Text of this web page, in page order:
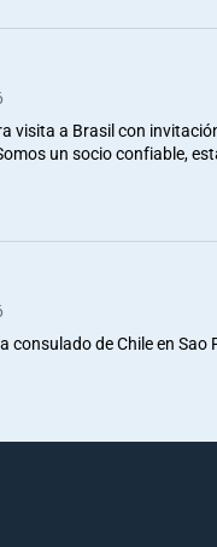
visita a Brasil con
un socio confiable,
consulado de Chile en Sao